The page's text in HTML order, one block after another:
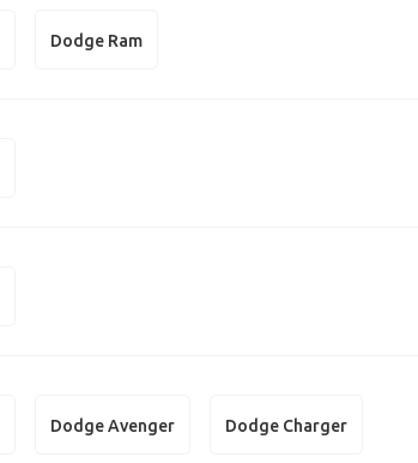
Dodge Ram
Dodge Avenger Dodge Charger